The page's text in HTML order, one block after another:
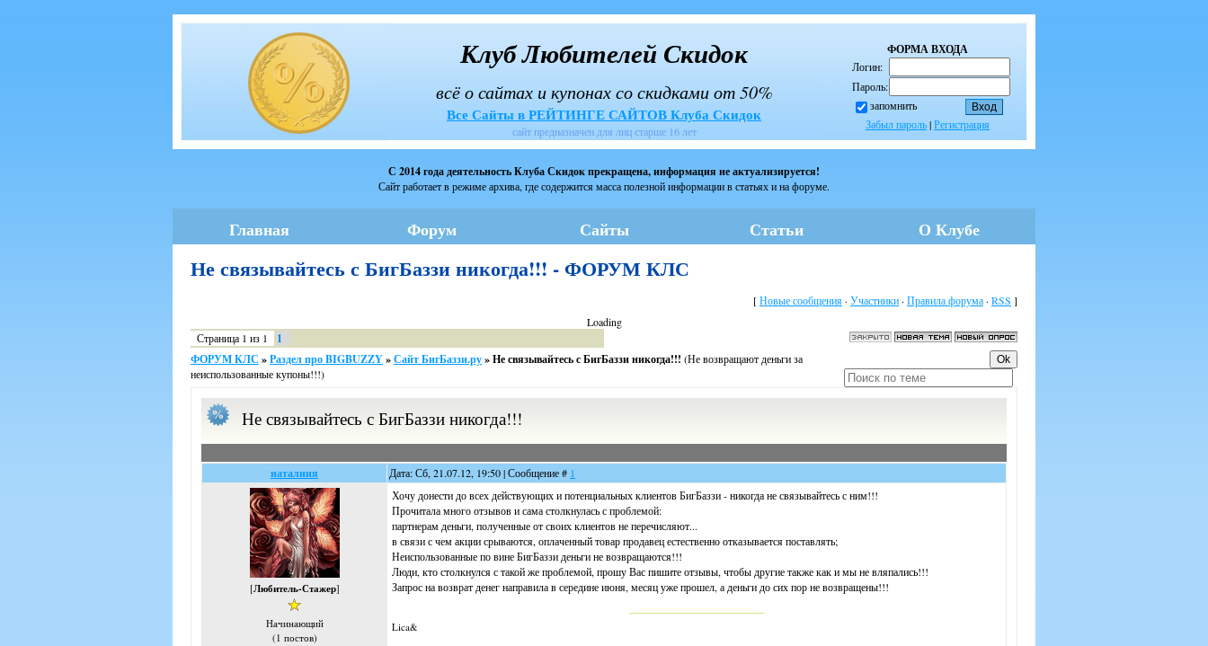
ФОРМА ВХОДА
Логин:
Пароль:
запомнить
Забыл пароль|Регистрация
Клуб Любителей Скидок
всё о сайтах и купонах со скидками от 50%
Все Сайты в РЕЙТИНГЕ САЙТОВ Клуба Скидок
сайт предназначен для лиц старше 16 лет
С 2014 года деятельность Клуба Скидок прекращена, информация не актуализируется!
Сайт работает в режиме архива, где содержится масса полезной информации в статьях и на форуме.
Главная Форум Сайты Статьи О Клубе
Не связывайтесь с БигБаззи никогда!!! - ФОРУМ КЛС
[Новые сообщения · Участники · Правила форума · RSS ]
Loading
Страница 1 из 1
1
ФОРУМ КЛС »Раздел про BIGBUZZY»Сайт БигБаззи.ру»Не связывайтесь с БигБаззи никогда!!! (Не возвращают деньги за
неиспользованные купоны!!!)
Не связывайтесь с БигБаззи никогда!!!
наталиия Дата: Сб, 21.07.12, 19:50 | Сообщение # 1
[Любитель-Стажер]
Начинающий
(1 постов)
Хочу донести до всех действующих и потенциальных клиентов БигБаззи - никогда не связывайтесь с ним!!!
Прочитала много отзывов и сама столкнулась с проблемой:
партнерам деньги, полученные от своих клиентов не перечисляют...
в связи с чем акции срываются, оплаченный товар продавец естественно отказывается поставлять;
Неиспользованные по вине БигБаззи деньги не возвращаются!!!
Люди, кто столкнулся с такой же проблемой, прошу Вас пишите отзывы, чтобы другие также как и мы не вляпались!!!
Запрос на возврат денег направила в середине июня, месяц уже прошел, а деньги до сих пор не возвращены!!!
Lica&